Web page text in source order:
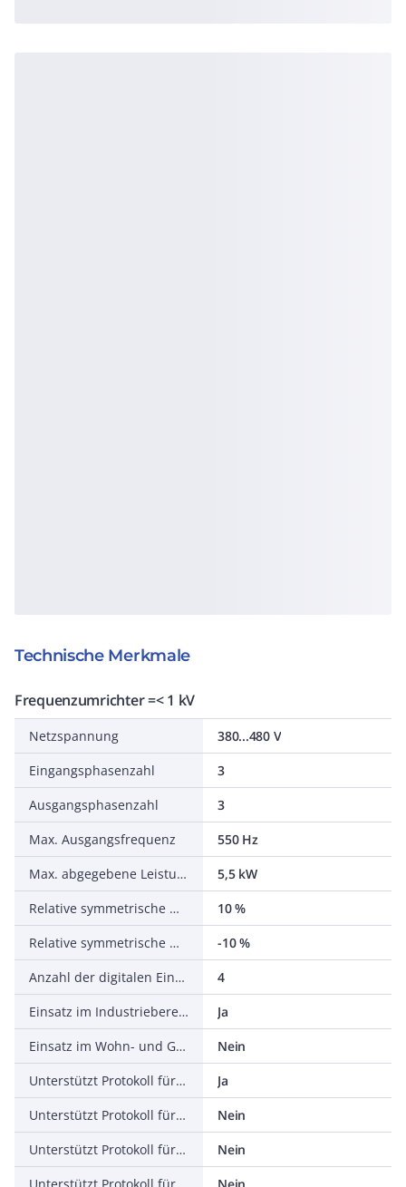
Technische Merkmale
Frequenzumrichter =< 1 kV
Netzspannung
380...480 V
Eingangsphasenzahl
3
Ausgangsphasenzahl
3
Max. Ausgangsfrequenz
550 Hz
Max. abgegebene Leistung bei linearer Belastung bei Bemessungsausgangsspannung
5,5 kW
Relative symmetrische Netzfrequenztoleranz
10 %
Relative symmetrische Netzspannungstoleranz
-10 %
Anzahl der digitalen Eingänge
4
Einsatz im Industriebereich zulässig
Ja
Einsatz im Wohn- und Gewerbebereich zulässig
Nein
Unterstützt Protokoll für TCP/IP
Ja
Unterstützt Protokoll für PROFIBUS
Nein
Unterstützt Protokoll für CAN
Nein